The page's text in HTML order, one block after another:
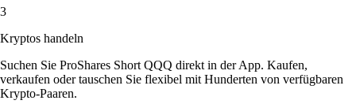
3
Kryptos handeln
Suchen Sie ProShares Short QQQ direkt in der App. Kaufen,
verkaufen oder tauschen Sie flexibel mit Hunderten von verfügbaren
Krypto-Paaren.